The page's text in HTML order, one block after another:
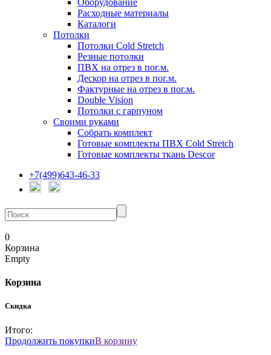
Оборудование
Расходные материалы
Каталоги
Потолки
Потолки Cold Stretch
Резные потолки
ПВХ на отрез в пог.м.
Дескор на отрез в пог.м.
Фактурные на отрез в пог.м.
Double Vision
Потолки с гарпуном
Своими руками
Собрать комплект
Готовые комплекты ПВХ Cold Stretch
Готовые комплекты ткань Descor
+7(499)643-46-33
0
Корзина
Empty
Корзина
Скидка
Итого:
Продолжить покупкиВ корзину